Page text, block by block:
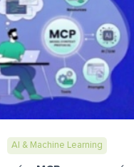
AI & Machine Learning